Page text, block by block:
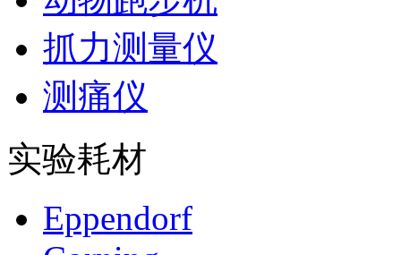
抓力测量仪
测痛仪
实验耗材
Eppendorf